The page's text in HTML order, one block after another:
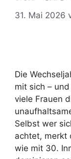
31. Mai 2026
Die
mit sich –
viele Frauen
Selbst wer
achtet, merkt
wie mit 30.